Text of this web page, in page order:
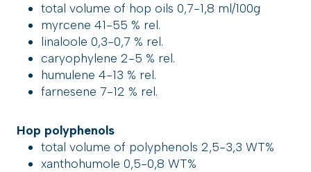
total volume of hop oils 0,7-1,8 ml/100g
myrcene 41-55 % rel.
linaloole 0,3-0,7 % rel.
caryophylene 2-5 % rel.
humulene 4-13 % rel.
farnesene 7-12 % rel.
Hop polyphenols
total volume of polyphenols 2,5-3,3 WT%
xanthohumole 0,5-0,8 WT%